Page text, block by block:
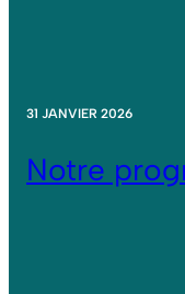
31 JANVIER 2026
Notre